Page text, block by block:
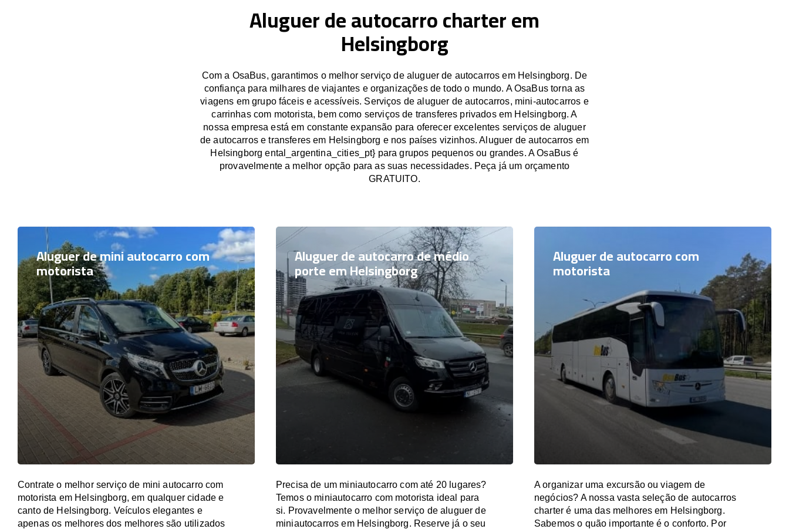
Aluguer de autocarro charter em
Helsingborg
Com a OsaBus, garantimos o melhor serviço de aluguer de autocarros em Helsingborg. De
confiança para milhares de viajantes e organizações de todo o mundo. A OsaBus torna as
viagens em grupo fáceis e acessíveis. Serviços de aluguer de autocarros, mini-autocarros e
carrinhas com motorista, bem como serviços de transferes privados em Helsingborg. A
nossa empresa está em constante expansão para oferecer excelentes serviços de aluguer
de autocarros e transferes em Helsingborg e nos países vizinhos. Aluguer de autocarros em
Helsingborg ental_argentina_cities_pt} para grupos pequenos ou grandes. A OsaBus é
provavelmente a melhor opção para as suas necessidades. Peça já um orçamento
GRATUITO.
Aluguer de mini autocarro com
motorista
Contrate o melhor serviço de mini autocarro com
motorista em Helsingborg, em qualquer cidade e
canto de Helsingborg. Veículos elegantes e
apenas os melhores dos melhores são utilizados
Aluguer de autocarro de médio
porte em Helsingborg
Precisa de um miniautocarro com até 20 lugares?
Temos o miniautocarro com motorista ideal para
si. Provavelmente o melhor serviço de aluguer de
miniautocarros em Helsingborg. Reserve já o seu
Aluguer de autocarro com
motorista
A organizar uma excursão ou viagem de
negócios? A nossa vasta seleção de autocarros
charter é uma das melhores em Helsingborg.
Sabemos o quão importante é o conforto. Por